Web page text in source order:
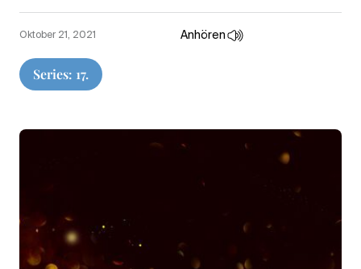
Series: 17.
Oktober 21, 2021 Anhören